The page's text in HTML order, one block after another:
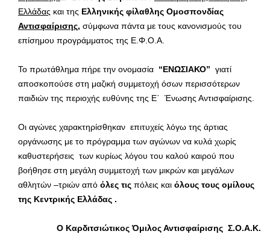
Ελλάδας και της Ελληνικής φίλαθλης Ομοσπονδίας
Αντισφαίρισης, σύμφωνα πάντα με τους κανονισμούς του
επίσημου προγράμματος της Ε.Φ.Ο.Α.
Το πρωτάθλημα πήρε την ονομασία “ΕΝΩΣΙΑΚΟ” γιατί
αποσκοπούσε στη μαζική συμμετοχή όσων περισσότερων
παιδιών της περιοχής ευθύνης της Ε΄ Ένωσης Αντισφαίρισης.
Οι αγώνες χαρακτηρίσθηκαν επιτυχείς λόγω της άρτιας
οργάνωσης με το πρόγραμμα των αγώνων να κυλά χωρίς
καθυστερήσεις των κυρίως λόγου του καλού καιρού που
βοήθησε στη μεγάλη συμμετοχή των μικρών και μεγάλων
αθλητών –τριών από όλες τις πόλεις και όλους τους ομίλους
της Κεντρικής Ελλάδας .
O Kαρδιτσιώτικος Όμιλος Αντισφαίρισης Σ.Ο.Α.Κ.